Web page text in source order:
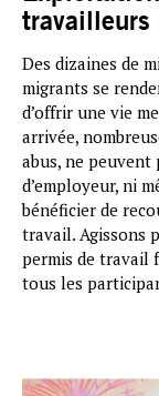
travailleurs
Des dizaines de
migrants se
d’offrir une vie
arrivée,
abus, ne
d’employeur, ni
bénéficier de
travail. Agissons
permis de travail
tous les